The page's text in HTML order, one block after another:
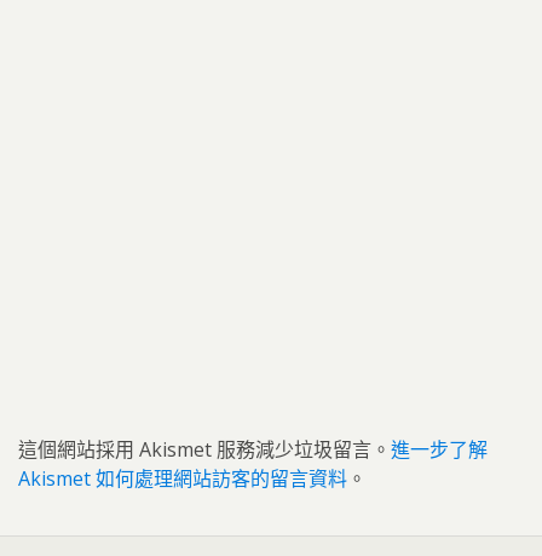
這個網站採用 Akismet 服務減少垃圾留言。 進一步了解
Akismet 如何處理網站訪客的留言資料 。